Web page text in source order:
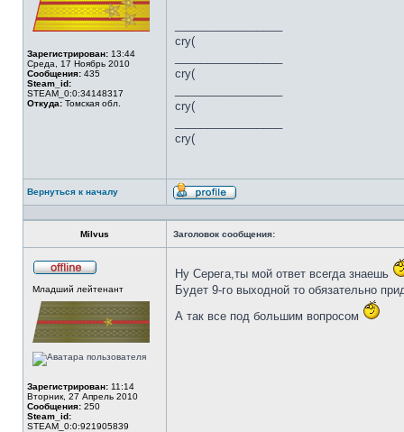
Зарегистрирован: 13:44
Среда, 17 Ноябрь 2010
Сообщения: 435
Steam_id:
STEAM_0:0:34148317
Откуда: Томская обл.
cry(
cry(
cry(
cry(
Вернуться к началу
Профиль
Milvus Заголовок сообщения:
в
сети
Младший лейтенант
Зарегистрирован: 11:14
Вторник, 27 Апрель 2010
Сообщения: 250
Steam_id:
STEAM_0:0:921905839
Ну Серега,ты мой ответ всегда знаешь
Будет 9-го выходной то обязательно
А так все под большим вопросом